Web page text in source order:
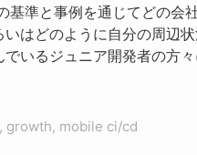
基準と事例を通じてどの会
いはどのように自分の周辺
いるジュニア開発者の方
growth, mobile ci/cd